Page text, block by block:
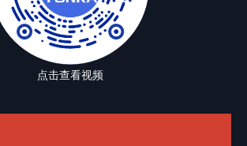
点击查看视频